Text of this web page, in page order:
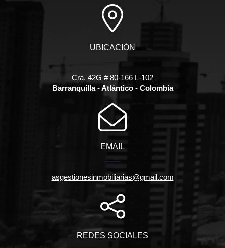
UBICACIÓN
Cra. 42G # 80-166 L-102
Barranquilla - Atlántico - Colombia
EMAIL
asgestionesinmobiliarias@gmail.com
REDES SOCIALES